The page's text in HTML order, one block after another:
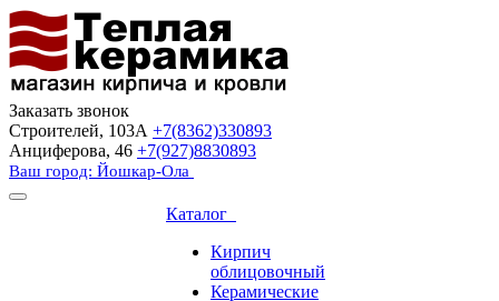
Заказать звонок
Строителей, 103А +7(8362)330893
Анциферова, 46 +7(927)8830893
Ваш город: Йошкар-Ола
Каталог
Кирпич
облицовочный
Керамические